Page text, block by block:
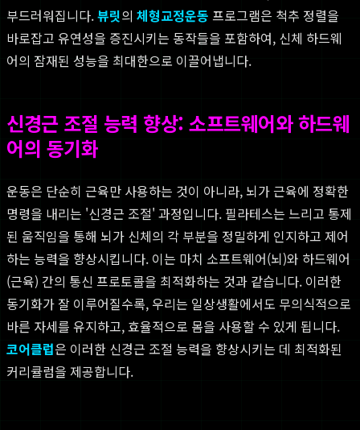
부드러워집니다.뷰릿의 체형교정운동 프로그램은 척추 정렬을
바로잡고 유연성을 증진시키는 동작들을 포함하여, 신체 하드웨
어의 잠재된 성능을 최대한으로 이끌어냅니다.
신경근 조절 능력 향상: 소프트웨어와 하드웨
어의 동기화
운동은 단순히 근육만 사용하는 것이 아니라, 뇌가 근육에 정확한
명령을 내리는 '신경근 조절' 과정입니다. 필라테스는 느리고 통제
된 움직임을 통해 뇌가 신체의 각 부분을 정밀하게 인지하고 제어
하는 능력을 향상시킵니다. 이는 마치 소프트웨어(뇌)와 하드웨어
(근육) 간의 통신 프로토콜을 최적화하는 것과 같습니다. 이러한
동기화가 잘 이루어질수록, 우리는 일상생활에서도 무의식적으로
바른 자세를 유지하고, 효율적으로 몸을 사용할 수 있게 됩니다.
코어클럽은 이러한 신경근 조절 능력을 향상시키는 데 최적화된
커리큘럼을 제공합니다.